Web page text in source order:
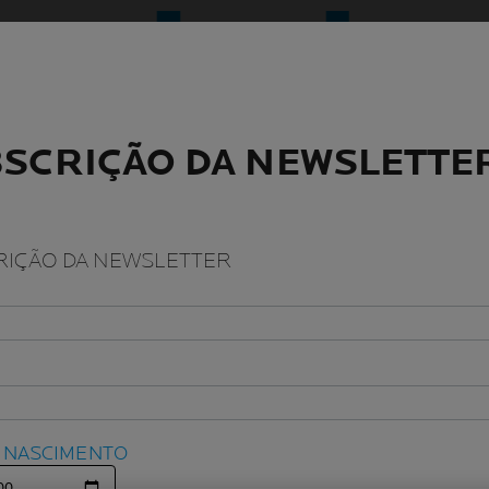
DA
DA NEWSLETTER
NASCIMENTO
DA
DA NEWSLETTER
NASCIMENTO